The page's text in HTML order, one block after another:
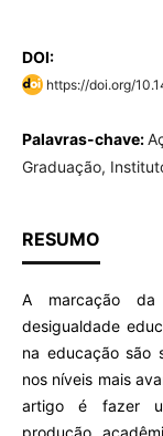
DOI:
https://doi.org/
Palavras-chave:
Graduação,
RESUMO
A marcação da
desigualdade
na educação são
nos níveis mais
artigo é fazer
produção